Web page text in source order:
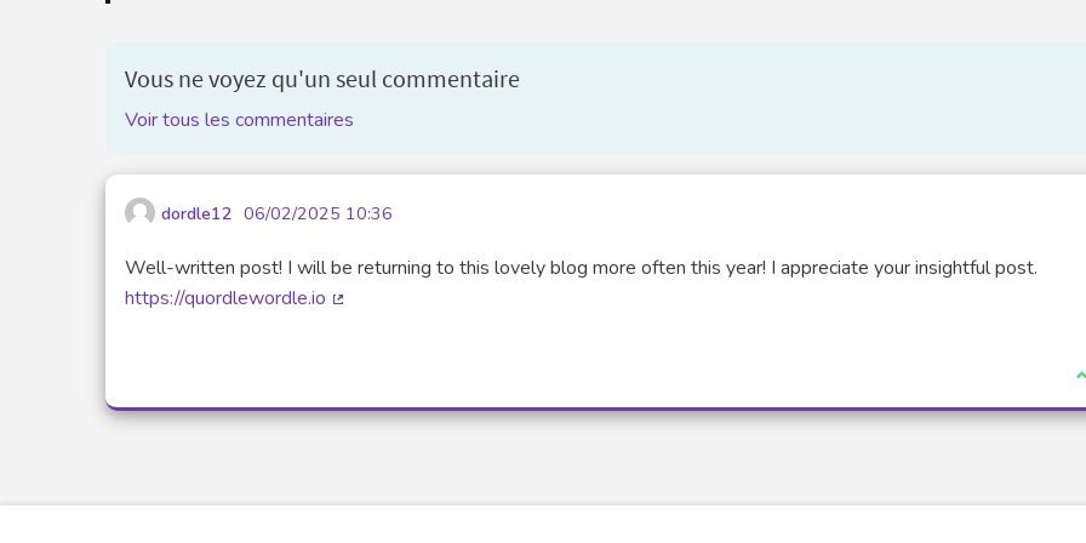
Vous ne voyez qu'un seul commentaire
Voir tous les commentaires
dordle12 06/02/2025 10:36
Well-written post! I will be returning to this lovely blog more often this year! I appreciate your insightful post.
https://quordlewordle.io